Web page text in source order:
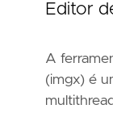
Editor
A
(imgx) é